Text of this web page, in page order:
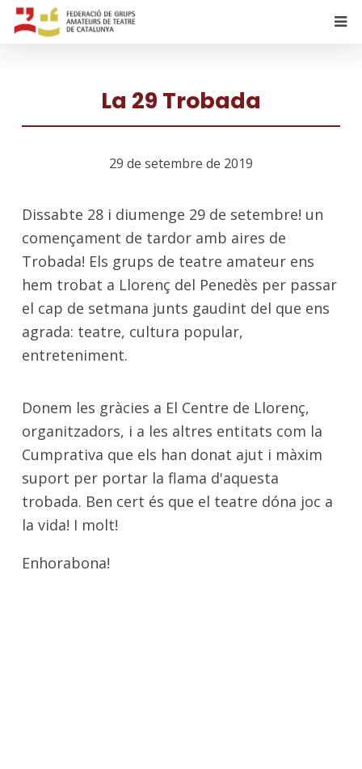
La 29 Trobada
29 de setembre de 2019
Dissabte 28 i diumenge 29 de setembre! un
començament de tardor amb aires de
Trobada! Els grups de teatre amateur ens
hem trobat a Llorenç del Penedès per passar
el cap de setmana junts gaudint del que ens
agrada: teatre, cultura popular,
entreteniment.
Donem les gràcies a El Centre de Llorenç,
organitzadors, i a les altres entitats com la
Cumprativa que els han donat ajut i màxim
suport per portar la flama d'aquesta
trobada. Ben cert és que el teatre dóna joc a
la vida! I molt!
Enhorabona!